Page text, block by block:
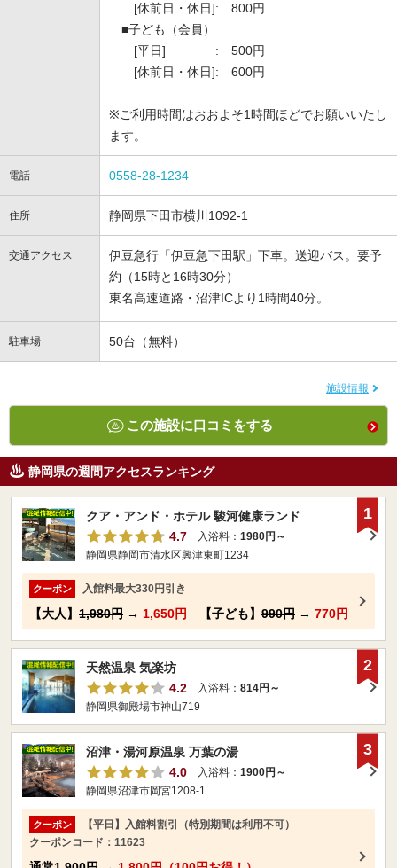
[休前日・休日]: 800円
■子ども（会員）
[平日] : 500円
[休前日・休日]: 600円
※ご利用時間はおおよそ1時間ほどでお願いいたし
ます。
電話 0558-28-1234
住所 静岡県下田市横川1092-1
交通アクセス
伊豆急行「伊豆急下田駅」下車。送迎バス。要予
約（15時と16時30分）
東名高速道路・沼津ICより1時間40分。
駐車場 50台（無料）
施設情報
この施設に口コミをする
静岡県の週間アクセスランキング
クア・アンド・ホテル 駿河健康ランド
4.7
入浴料： 1980円～
静岡県静岡市清水区興津東町1234
クーポン 入館料最大330円引き
【大人】 1,980円 → 1,650円 【子ども】 990円 → 770円
1
天然温泉 気楽坊
4.2
入浴料： 814円～
静岡県御殿場市神山719
2
沼津・湯河原温泉 万葉の湯
4.0
入浴料： 1900円～
静岡県沼津市岡宮1208-1
クーポン
【平日】入館料割引（特別期間は利用不可）
クーポンコード：11623
3